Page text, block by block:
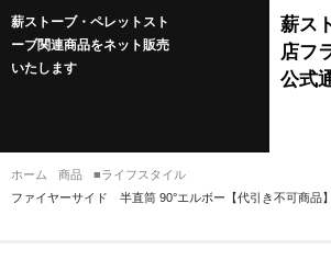
薪ストーブ・ペレットスト
ーブ関連商品をネット販売
いたします
薪ス
店フ
公式
薪ストーブ
ホーム 商品
■ライフスタイル
ファイヤーサイド 半直筒 90°エルボー【代引き不可商品】